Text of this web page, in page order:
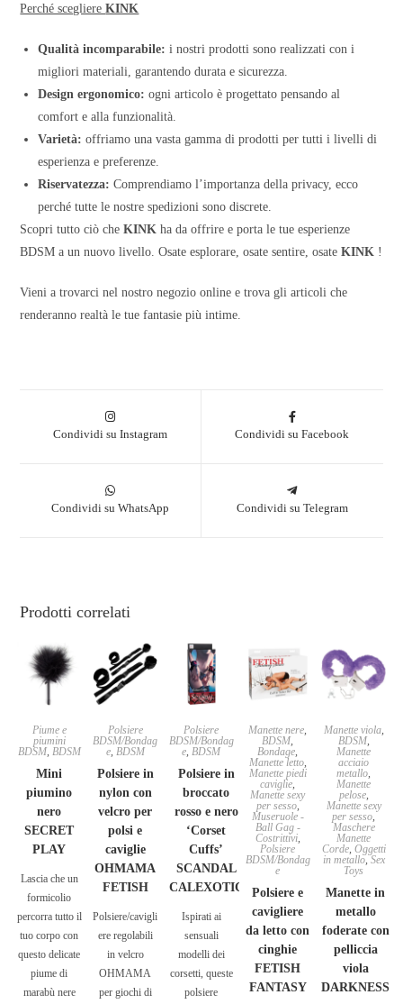
Perché scegliereKINK
Qualità incomparabile: i nostri prodotti sono realizzati con i
migliori materiali, garantendo durata e sicurezza.
Design ergonomico: ogni articolo è progettato pensando al
comfort e alla funzionalità.
Varietà: offriamo una vasta gamma di prodotti per tutti i livelli di
esperienza e preferenze.
Riservatezza: Comprendiamo l’importanza della privacy, ecco
perché tutte le nostre spedizioni sono discrete.
Scopri tutto ciò cheKINK ha da offrire e porta le tue esperienze
BDSM a un nuovo livello. Osate esplorare, osate sentire, osateKINK !
Vieni a trovarci nel nostro negozio online e trova gli articoli che
renderanno realtà le tue fantasie più intime.
Condividi su Instagram Condividi su Facebook
Condividi su WhatsApp Condividi su Telegram
Prodotti correlati
Piume e
piumini
BDSM, BDSM
Mini
piumino
nero
SECRET
PLAY
Lascia che un
formicolio
percorra tutto il
tuo corpo con
questo delicate
piume di
marabù nere
Polsiere
BDSM/Bondag
e, BDSM
Polsiere in
nylon con
velcro per
polsi e
caviglie
OHMAMA
FETISH
Polsiere/cavigli
ere regolabili
in velcro
OHMAMA
per giochi di
Polsiere
BDSM/Bondag
e,BDSM
Polsiere in
broccato
rosso e nero
‘Corset
Cuffs’
SCANDAL
CALEXOTIC
Ispirati ai
sensuali
modelli dei
corsetti, queste
polsiere
Manette nere,
BDSM,
Bondage,
Manette letto,
Manette piedi
caviglie,
Manette sexy
per sesso,
Museruole -
Ball Gag -
Costrittivi,
Polsiere
BDSM/Bondag
e
Polsiere e
cavigliere
da letto con
cinghie
FETISH
FANTASY
Manette viola,
BDSM,
Manette
acciaio
metallo,
Manette
pelose,
Manette sexy
per sesso,
Maschere
Manette
Corde, Oggetti
in metallo, Sex
Toys
Manette in
metallo
foderate con
pelliccia
viola
DARKNESS